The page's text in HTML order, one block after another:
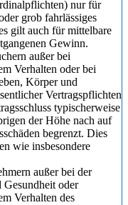
nur für
grob fahrlässiges
gilt auch für mittelbare
Gewinn.
außer bei
Verhalten oder bei
Körper und
Vertragspflichten
typischerweise
der Höhe nach auf
begrenzt. Dies
wie insbesondere
außer bei der
oder
Verhalten des